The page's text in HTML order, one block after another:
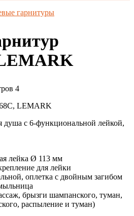
гарнитуры
4
LEMARK
душа с 6-функциональной лейкой,
лейка Ø 113 мм
для лейки
оплетка с двойным загибом
брызги шампанского, туман,
распыление и туман)